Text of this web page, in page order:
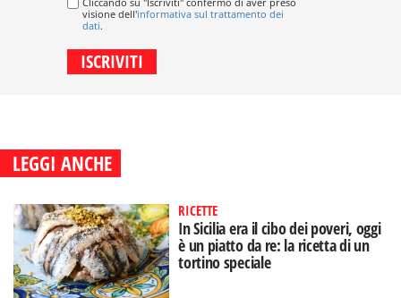
visione dell'informativa sul trattamento dei
dati.
LEGGI ANCHE
RICETTE
In Sicilia era il cibo dei poveri, oggi
è un piatto da re: la ricetta di un
tortino speciale